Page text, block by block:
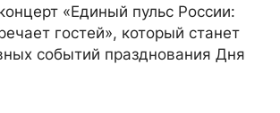
«Единый пульс России:
гостей», который станет
событий празднования Дня